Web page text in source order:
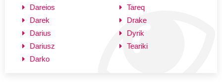
Dareios
Darek
Darius
Dariusz
Darko
Tareq
Drake
Dyrik
Teariki